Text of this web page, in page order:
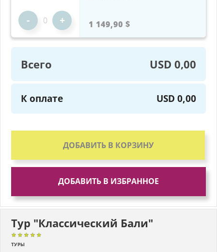
Тур "Классический Бали"
★★★★★
★★★★★
★★★★★
ТУРЫ
1 149,90 $
- +
Всего USD 0,00
К оплате USD 0,00
ДОБАВИТЬ В КОРЗИНУ
ДОБАВИТЬ В ИЗБРАННОЕ